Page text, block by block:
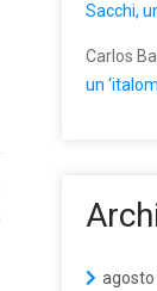
Sacchi,
Carlos
un
agosto